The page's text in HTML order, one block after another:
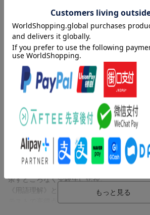
内容紹介（JPROより）
限られた時間で最大の成果を出すための「
共通テストに必要な知識を無駄なく厳選し
効率重視で日本史をおさえたい受験生や、
げたい受験生に
【特長1】共通テスト対策に特化
本書では、東進ハイスクール講師の金谷俊
余すところなく受験生に伝授。
《用語理解》と《時期識別》にフォーカス
テストで高得点を得る方法をわかりやすく解